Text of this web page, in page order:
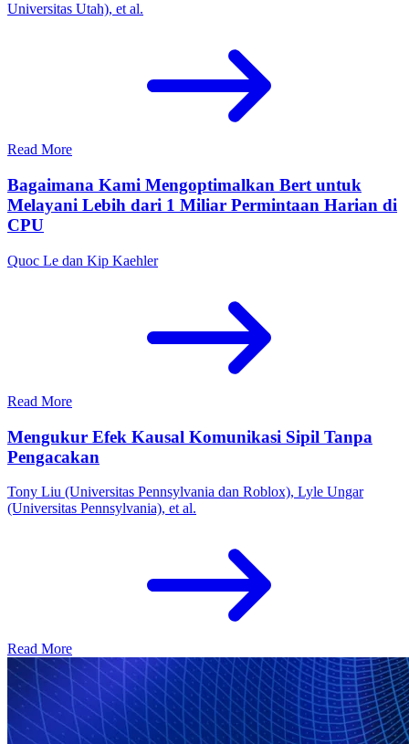
Universitas Utah), et al.
Read More
Bagaimana Kami Mengoptimalkan Bert untuk
Melayani Lebih dari 1 Miliar Permintaan Harian di
CPU
Quoc Le dan Kip Kaehler
Read More
Mengukur Efek Kausal Komunikasi Sipil Tanpa
Pengacakan
Tony Liu (Universitas Pennsylvania dan Roblox), Lyle Ungar
(Universitas Pennsylvania), et al.
Read More